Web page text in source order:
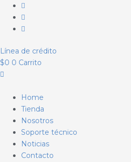
contenido
Línea de crédito
$0 0 Carrito
Home
Tienda
Nosotros
Soporte técnico
Noticias
Contacto